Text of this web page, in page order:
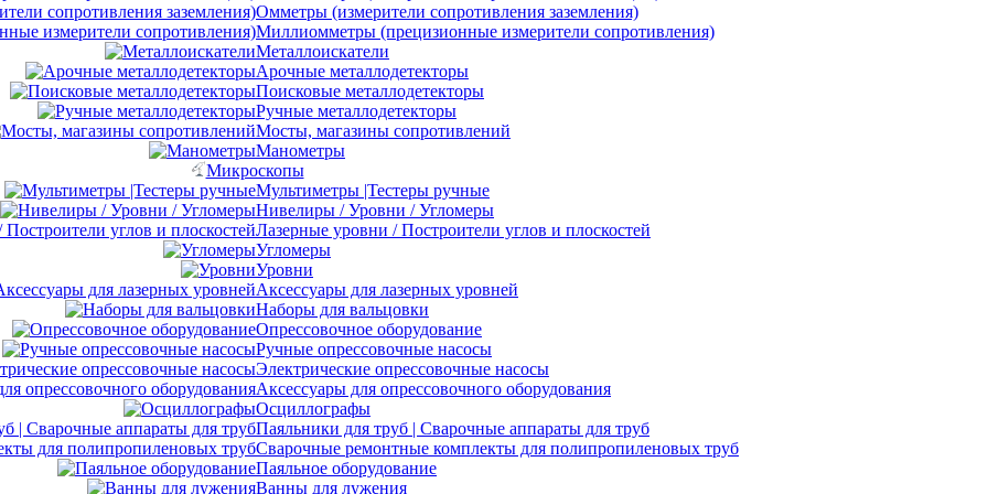
Омметры (измерители сопротивления заземления)
Миллиомметры (прецизионные измерители сопротивления)
Металлоискатели
Арочные металлодетекторы
Поисковые металлодетекторы
Ручные металлодетекторы
Мосты, магазины сопротивлений
Манометры
Микроскопы
Мультиметры |Тестеры ручные
Нивелиры / Уровни / Угломеры
Лазерные уровни / Построители углов и плоскостей
Угломеры
Уровни
Аксессуары для лазерных уровней
Наборы для вальцовки
Опрессовочное оборудование
Ручные опрессовочные насосы
Электрические опрессовочные насосы
Аксессуары для опрессовочного оборудования
Осциллографы
Паяльники для труб | Сварочные аппараты для труб
Сварочные ремонтные комплекты для полипропиленовых труб
Паяльное оборудование
Ванны для лужения